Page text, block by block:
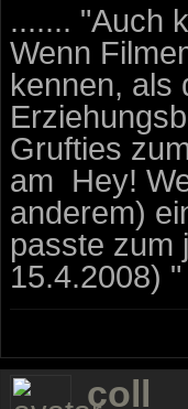
....... "Auch
Wenn
kennen, als
Grufties
am  Hey!
anderem)
passte zum
15.4.2008) "
coll